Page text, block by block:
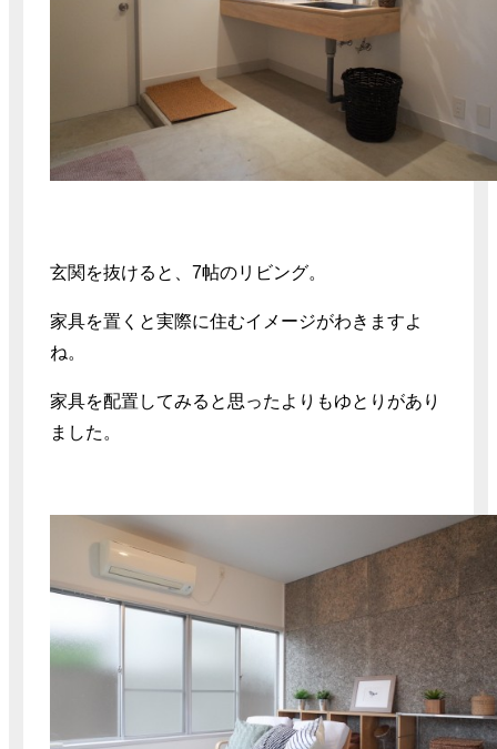
玄関を抜けると、7帖のリビング。
家具を置くと実際に住むイメージがわきますよ
ね。
家具を配置してみると思ったよりもゆとりがあり
ました。